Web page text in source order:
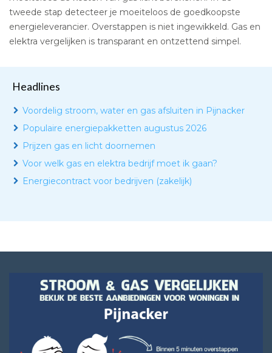
tweede stap detecteer je moeiteloos de goedkoopste
energieleverancier. Overstappen is niet ingewikkeld. Gas en
elektra vergelijken is transparant en ontzettend simpel.
Headlines
Voordelig stroom, water en gas afsluiten in Pijnacker
Populaire energiepakketten augustus 2026
Prijzen gas en licht doornemen
Voor welk gas en elektra bedrijf moet ik gaan?
Energiecontract voor bedrijven (zakelijk)